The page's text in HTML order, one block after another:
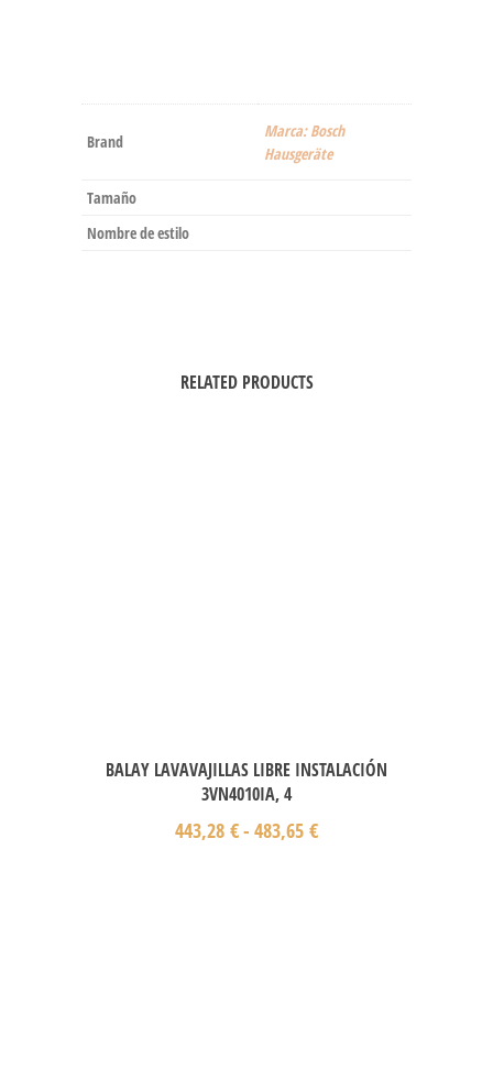
Brand
Marca: Bosch
Hausgeräte
Tamaño
Nombre de estilo
RELATED PRODUCTS
BALAY LAVAVAJILLAS LIBRE INSTALACIÓN
3VN4010IA, 4
443,28 €- 483,65 €